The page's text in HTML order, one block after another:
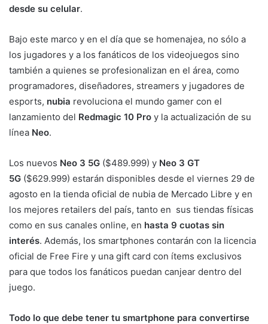
desde su celular.
Bajo este marco y en el día que se homenajea, no sólo a
los jugadores y a los fanáticos de los videojuegos sino
también a quienes se profesionalizan en el área, como
programadores, diseñadores, streamers y jugadores de
esports, nubia revoluciona el mundo gamer con el
lanzamiento del Redmagic 10 Pro y la actualización de su
línea Neo.
Los nuevos Neo 3 5G ($489.999) y Neo 3 GT
5G ($629.999) estarán disponibles desde el viernes 29 de
agosto en la tienda oficial de nubia de Mercado Libre y en
los mejores retailers del país, tanto en sus tiendas físicas
como en sus canales online, en hasta 9 cuotas sin
interés. Además, los smartphones contarán con la licencia
oficial de Free Fire y una gift card con ítems exclusivos
para que todos los fanáticos puedan canjear dentro del
juego.
Todo lo que debe tener tu smartphone para convertirse